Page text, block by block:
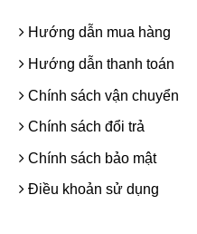
Hướng dẫn mua hàng
Hướng dẫn thanh toán
Chính sách vận chuyển
Chính sách đổi trả
Chính sách bảo mật
Điều khoản sử dụng